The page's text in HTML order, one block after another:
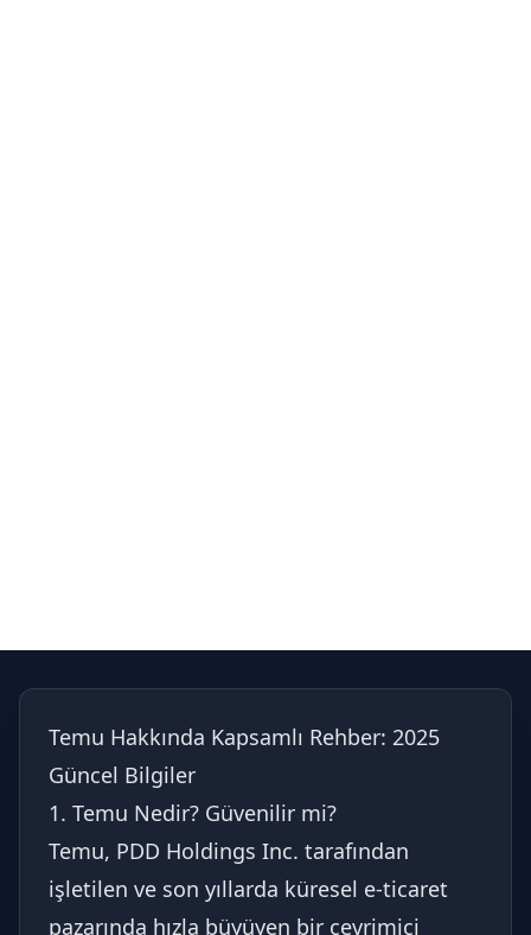
Temu Hakkında Kapsamlı Rehber: 2025
Güncel Bilgiler
1. Temu Nedir? Güvenilir mi?
Temu, PDD Holdings Inc. tarafından
işletilen ve son yıllarda küresel e-ticaret
pazarında hızla büyüyen bir çevrimiçi